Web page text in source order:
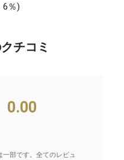
6％)
チコミ
0.00
部です。全てのレビュ